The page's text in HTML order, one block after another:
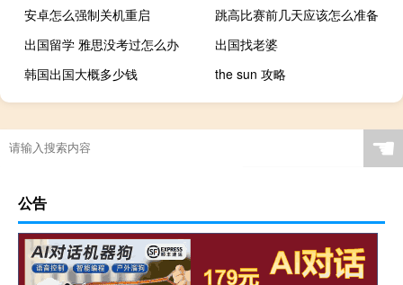
安卓怎么强制关机重启
跳高比赛前几天应该怎么准备
出国留学 雅思没考过怎么办
出国找老婆
韩国出国大概多少钱
the sun 攻略
☚
公告